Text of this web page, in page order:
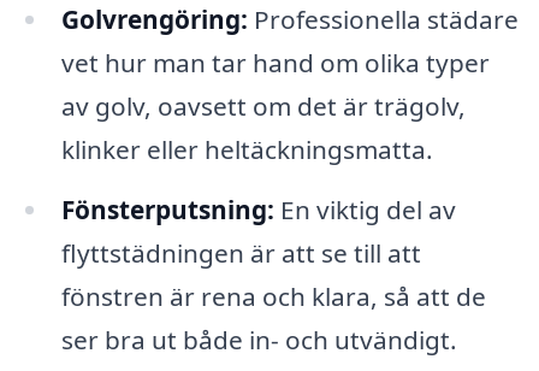
Golvrengöring: Professionella städare
vet hur man tar hand om olika typer
av golv, oavsett om det är trägolv,
klinker eller heltäckningsmatta.
Fönsterputsning: En viktig del av
flyttstädningen är att se till att
fönstren är rena och klara, så att de
ser bra ut både in- och utvändigt.